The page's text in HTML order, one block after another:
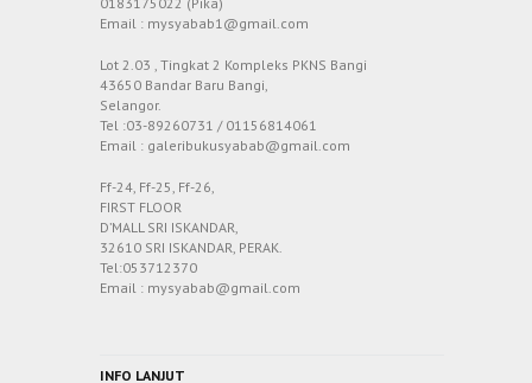
Email : mysyabab1@gmail.com
Lot 2.03 , Tingkat 2 Kompleks PKNS Bangi
43650 Bandar Baru Bangi,
Selangor.
Tel :03-89260731 / 01156814061
Email : galeribukusyabab@gmail.com
Ff-24, Ff-25, Ff-26,
FIRST FLOOR
D’MALL SRI ISKANDAR,
32610 SRI ISKANDAR, PERAK.
Tel:053712370
Email : mysyabab@gmail.com
INFO LANJUT